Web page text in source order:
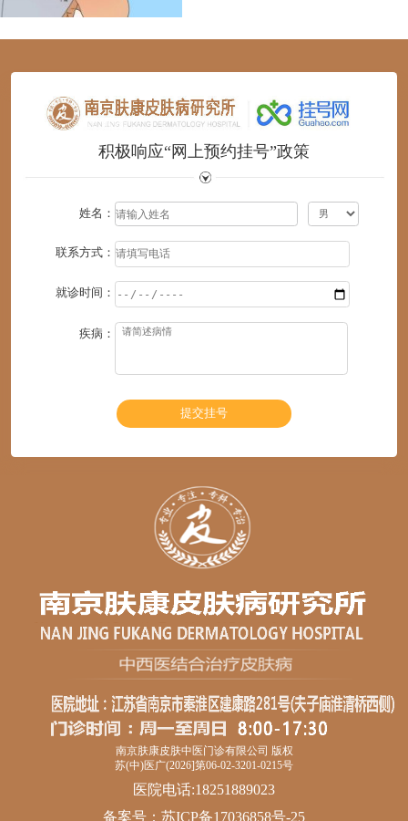
123456
积极响应“网上预约挂号”政策
姓名：
联系方式：
就诊时间：
疾病：
南京肤康皮肤中医门诊有限公司 版权
苏(中)医广(2026]第06-02-3201-0215号
医院电话:18251889023
备案号： 苏ICP备17036858号-25